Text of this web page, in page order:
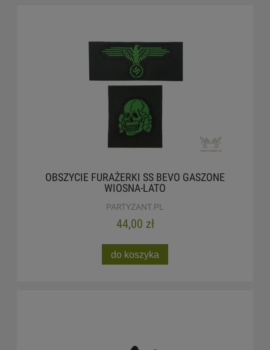
OBSZYCIE FURAŻERKI SS BEVO GASZONE
WIOSNA-LATO
PARTYZANT.PL
44,00 zł
do koszyka